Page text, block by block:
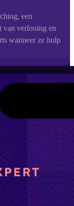
een
van verloning en
wanneer ze hulp